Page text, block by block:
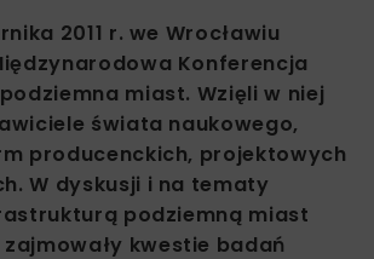
2011 r. we Wrocławiu
Konferencja
miast. Wzięli w niej
świata naukowego,
producenckich, projektowych
W dyskusji i na tematy
podziemną miast
kwestie badań